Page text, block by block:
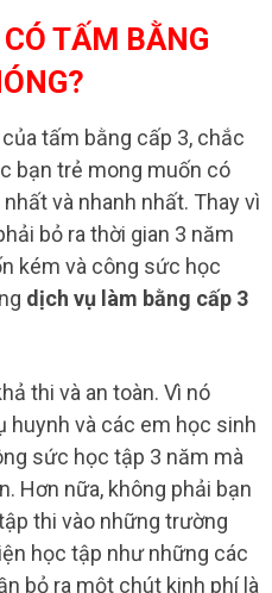
TẤM BẰNG
tấm bằng cấp 3, chắc
bạn trẻ mong muốn có
và nhanh nhất. Thay vì
bỏ ra thời gian 3 năm
kém và công sức học
dịch vụ làm bằng cấp 3
thi và an toàn. Vì nó
huynh và các em học sinh
sức học tập 3 năm mà
Hơn nữa, không phải bạn
thi vào những trường
học tập như những các
bỏ ra một chút kinh phí là